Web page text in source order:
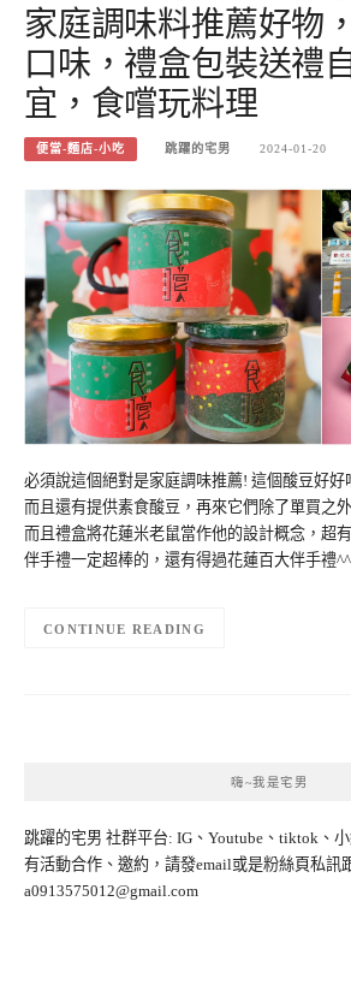
家庭調味料推薦好物
口味，禮盒包裝送禮
宜，食嚐玩料理
便當-麵店-小吃 跳躍的宅男 2024-01-20
必須說這個絕對是家庭調味推薦! 這個酸豆好好
而且還有提供素食酸豆，再來它們除了單買之
而且禮盒將花蓮米老鼠當作他的設計概念，超
伴手禮一定超棒的，還有得過花蓮百大伴手禮^^
CONTINUE READING
嗨~我是宅男
跳躍的宅男 社群平台: IG、Youtube、tiktok、
有活動合作、邀約，請發email或是粉絲頁私
a0913575012@gmail.com